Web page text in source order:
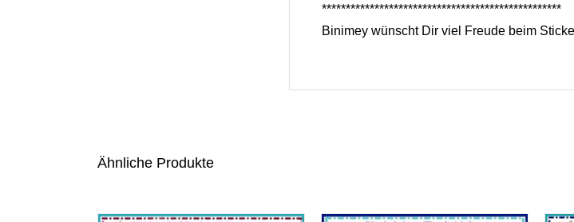
**************************************************
Binimey wünscht Dir viel Freude beim
Ähnliche Produkte